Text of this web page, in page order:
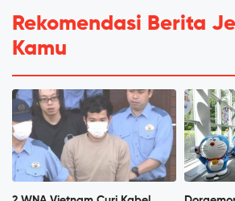
Rekomendasi Berita
Kamu